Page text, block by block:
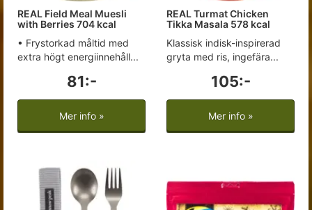
REAL Field Meal Muesli
with Berries 704 kcal
• Frystorkad måltid med
extra högt energiinnehåll...
81:-
Mer info »
REAL Turmat Chicken
Tikka Masala 578 kcal
Klassisk indisk-inspirerad
gryta med ris, ingefära...
105:-
Mer info »